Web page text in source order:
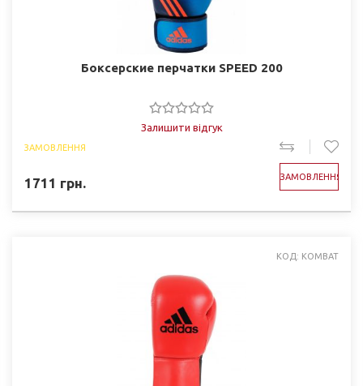
Боксерские перчатки SPEED 200
Залишити відгук
ЗАМОВЛЕННЯ
1711 грн. ЗАМОВЛЕННЯ
КОД: KOMBAT